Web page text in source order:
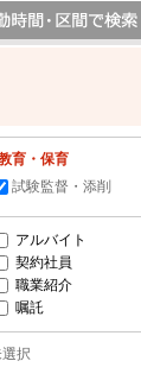
育・保育
試験監督・添削
アルバイト
契約社員
職業紹介
嘱託
択